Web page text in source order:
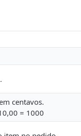
centavos.
= 1000